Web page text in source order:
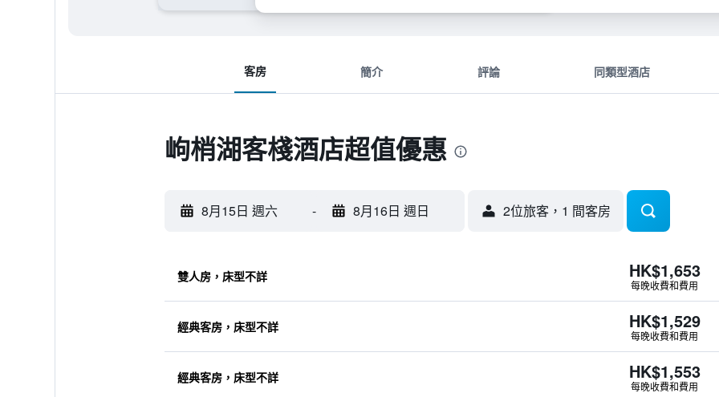
客房 簡介 評論 同類型酒店
岣梢湖客棧酒店超值優惠
8月15日 週六 - 8月16日 週日 2位旅客，1 間客房
雙人房，床型不詳 HK$1,653
每晚收費和費用
經典客房，床型不詳 HK$1,529
每晚收費和費用
經典客房，床型不詳 HK$1,553
每晚收費和費用